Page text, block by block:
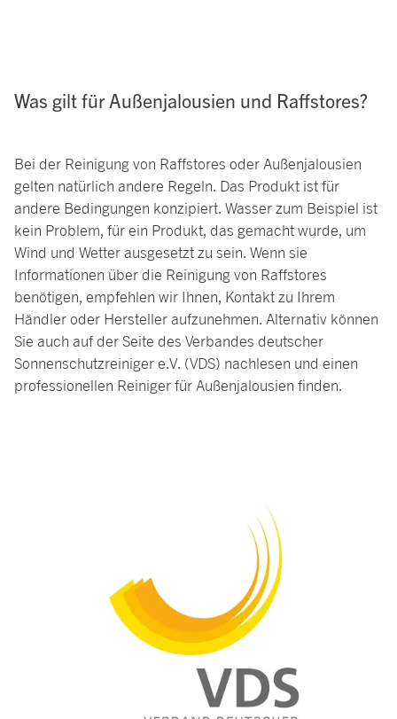
Was gilt für Außenjalousien und Raffstores?
Bei der Reinigung von Raffstores oder Außenjalousien
gelten natürlich andere Regeln. Das Produkt ist für
andere Bedingungen konzipiert. Wasser zum Beispiel ist
kein Problem, für ein Produkt, das gemacht wurde, um
Wind und Wetter ausgesetzt zu sein. Wenn sie
Informationen über die Reinigung von Raffstores
benötigen, empfehlen wir Ihnen, Kontakt zu Ihrem
Händler oder Hersteller aufzunehmen. Alternativ können
Sie auch auf der Seite des Verbandes deutscher
Sonnenschutzreiniger e.V. (VDS) nachlesen und einen
professionellen Reiniger für Außenjalousien finden.